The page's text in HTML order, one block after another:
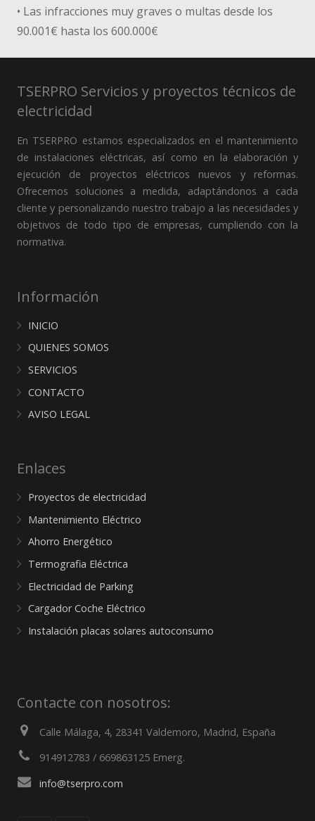
• Las infracciones muy graves o multas desde los
90.001€ hasta los 600.000€
TSERPRO Servicios y proyectos técnicos de
electricidad
En TSERPRO estamos especializados en el mantenimiento
de instalaciones eléctricas, así como en la elaboración y
ejecución de proyectos eléctricos nuevos y reformas.
Ofrecemos soluciones a medida, adaptándonos a cada
cliente y personalizando nuestro trabajo a las necesidades y
objetivos de todo tipo de empresas, cumpliendo con la
normativa.
Información
INICIO
QUIENES SOMOS
SERVICIOS
CONTACTO
AVISO LEGAL
Enlaces
Proyectos de electricidad
Mantenimiento Eléctrico
Ahorro Energético
Termografia Eléctrica
Electricidad de Parking
Cargador Coche Eléctrico
Instalación placas solares autoconsumo
Contacte con nosotros:
Calle Málaga, 4, 28341 Valdemoro, Madrid, España
914912783 / 669863125 Emerg.
info@tserpro.com